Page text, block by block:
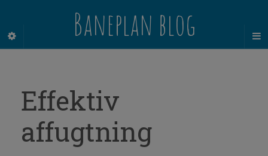
Baneplan blog
Effektiv
affugtning